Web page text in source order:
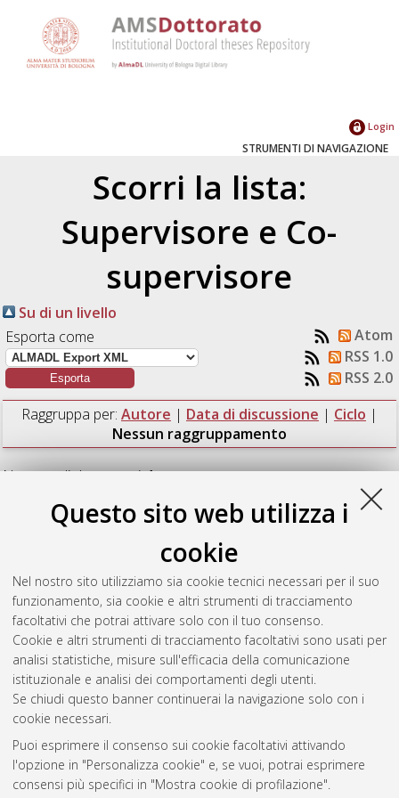
Questo sito web utilizza i
cookie
Nel nostro sito utilizziamo sia cookie tecnici necessari per il suo
funzionamento, sia cookie e altri strumenti di tracciamento
facoltativi che potrai attivare solo con il tuo consenso.
Cookie e altri strumenti di tracciamento facoltativi sono usati per
analisi statistiche, misure sull'efficacia della comunicazione
istituzionale e analisi dei comportamenti degli utenti.
Se chiudi questo banner continuerai la navigazione solo con i
cookie necessari.
Puoi esprimere il consenso sui cookie facoltativi attivando
l'opzione in "Personalizza cookie" e, se vuoi, potrai esprimere
consensi più specifici in "Mostra cookie di profilazione".
Login
STRUMENTI DI NAVIGAZIONE
Scorri la lista:
Supervisore e Co-
supervisore
Su di un livello
Esporta come
Atom
RSS 1.0
RSS 2.0
Raggruppa per: Autore | Data di discussione | Ciclo |
Nessun raggruppamento
Numero di documenti:1.
Rosini, Ramona(2014)From Radio Channel Modeling to a
System Level Perspective in Body-Centric Communications
[Dissertation thesis], Alma Mater Studiorum Università di
Bologna. Dottorato di ricerca inIngegneria elettronica,
informatica e delle telecomunicazioni, 26 Ciclo. DOI
10.6092/unibo/amsdottorato/6419.
Questa lista e' stata generata il Thu Aug 6 20:45:35 2026
Atom
Rss 1.0
Rss 2.0